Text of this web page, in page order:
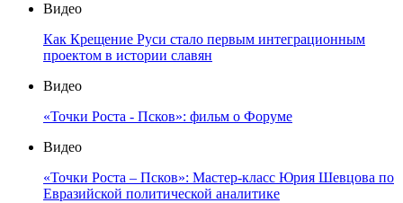
Видео
Как Крещение Руси стало первым интеграционным
проектом в истории славян
Видео
«Точки Роста - Псков»: фильм о Форуме
Видео
«Точки Роста – Псков»: Мастер-класс Юрия Шевцова по
Евразийской политической аналитике